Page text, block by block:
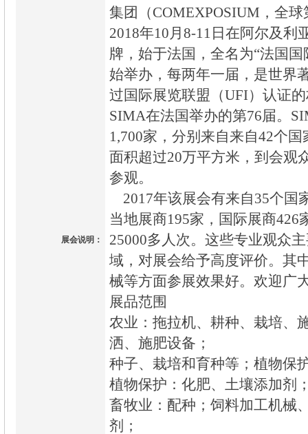
展会说明：
集团（COMEXPOSIUM，全
2018年10月8-11日在阿尔及利
牌，始于法国，全名为“法国
始举办，每两年一届，是世界
过国际展览联盟（UFI）认证
SIMA在法国举办的第76届。
1,700家，分别来自来自42个
面积超过20万平方米，到会观
参观。
2017年该展会有来自35个国
当地展商195家，国际展商426
25000多人次。这些专业观众
域，对展会给予高度评价。其
械等方面参展效果好。欢迎广
展品范围
农业：拖拉机、耕种、栽培、
洒、施肥设备；
种子、栽培和育种等；植物保
植物保护：化肥、土壤添加剂
畜牧业：配种；饲料加工机械
剂；